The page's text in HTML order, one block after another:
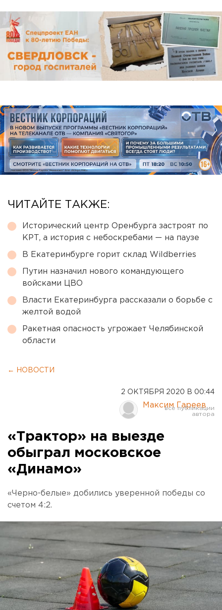
ЧИТАЙТЕ ТАКЖЕ:
Исторический центр Оренбурга застроят по
КРТ, а история с небоскребами — на паузе
В Екатеринбурге горит склад Wildberries
Путин назначил нового командующего
войсками ЦВО
Власти Екатеринбурга рассказали о борьбе с
желтой водой
Ракетная опасность угрожает Челябинской
области
← НОВОСТИ
2 ОКТЯБРЯ 2020 В 00:44
Максим Гареев
«Трактор» на выезде
обыграл московское
«Динамо»
«Черно-белые» добились уверенной победы со
счетом 4:2.